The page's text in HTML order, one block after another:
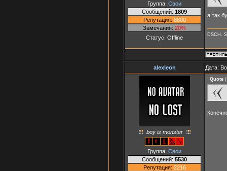
Группа: Свои
Сообщений: 1809
Репутация: 8800
Замечания: 20%
Статус: Offline
а так
DSCH.
alexleon Дата:
boy is monster
Группа: Свои
Сообщений: 5530
Репутация: 2216
Quote (